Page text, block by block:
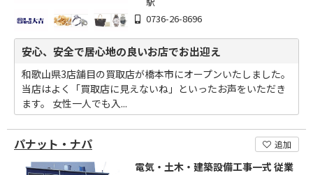
0736-26-8696
安心、安全で居心地の良いお店でお出迎え
和歌山県3店舗目の買取店が橋本市にオープンいたしました。
当店はよく「買取店に見えないね」といったお声をいただき
ます。 女性一人でも入...
パナット・ナパ 追加
電気・土木・建築設備工事一式 従業